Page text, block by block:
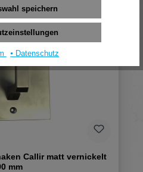
mm
speichern
⦁ Datenschutz